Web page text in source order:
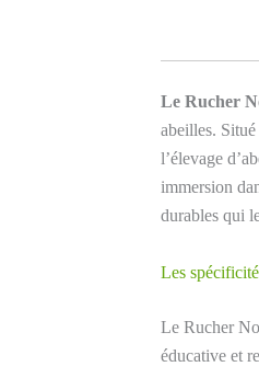
Le Rucher
abeilles.
l’élevage
immersion
durables qui
Les
Le Rucher
éducative et